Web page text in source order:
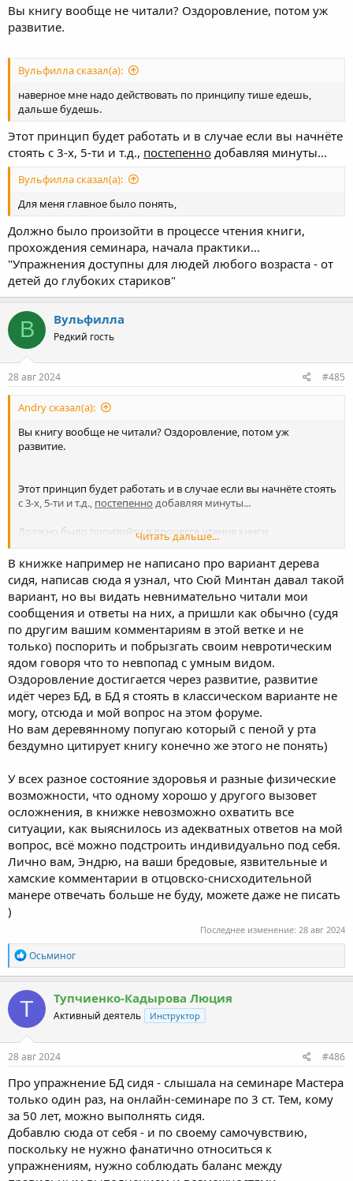
Вы книгу вообще не читали? Оздоровление, потом уж
развитие.
Вульфилла сказал(а):
наверное мне надо действовать по принципу тише едешь,
дальше будешь.
Этот принцип будет работать и в случае если вы начнёте
стоять с 3-х, 5-ти и т.д., постепенно добавляя минуты...
Вульфилла сказал(а):
Для меня главное было понять,
Должно было произойти в процессе чтения книги,
прохождения семинара, начала практики...
"Упражнения доступны для людей любого возраста - от
детей до глубоких стариков"
В Вульфилла
Редкий гость
28 авг 2024 #485
Andry сказал(а):
Вы книгу вообще не читали? Оздоровление, потом уж
развитие.
Этот принцип будет работать и в случае если вы начнёте стоять
с 3-х, 5-ти и т.д., постепенно добавляя минуты...
Должно было произойти в процессе чтения книги,
прохождения семинара, начала практики...
"Упражнения доступны для людей любого возраста - от детей
до глубоких стариков"
Читать дальше...
В книжке например не написано про вариант дерева
сидя, написав сюда я узнал, что Сюй Минтан давал такой
вариант, но вы видать невнимательно читали мои
сообщения и ответы на них, а пришли как обычно (судя
по другим вашим комментариям в этой ветке и не
только) поспорить и побрызгать своим невротическим
ядом говоря что то невпопад с умным видом.
Оздоровление достигается через развитие, развитие
идёт через БД, в БД я стоять в классическом варианте не
могу, отсюда и мой вопрос на этом форуме.
Но вам деревянному попугаю который с пеной у рта
бездумно цитирует книгу конечно же этого не понять)
У всех разное состояние здоровья и разные физические
возможности, что одному хорошо у другого вызовет
осложнения, в книжке невозможно охватить все
ситуации, как выяснилось из адекватных ответов на мой
вопрос, всё можно подстроить индивидуально под себя.
Лично вам, Эндрю, на ваши бредовые, язвительные и
хамские комментарии в отцовско-снисходительной
манере отвечать больше не буду, можете даже не писать
)
Последнее изменение: 28 авг 2024
R
e
a
c
t
o
n
s
Осьминог
Т Тупчиенко-Кадырова Люция
Активный деятель Инструктор
28 авг 2024 #486
Про упражнение БД сидя - слышала на семинаре Мастера
только один раз, на онлайн-семинаре по 3 ст. Тем, кому
за 50 лет, можно выполнять сидя.
Добавлю сюда от себя - и по своему самочувствию,
поскольку не нужно фанатично относиться к
упражнениям, нужно соблюдать баланс между